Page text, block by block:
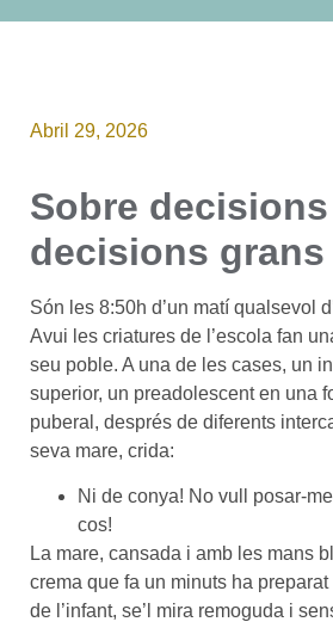
Abril 29, 2026
Sobre
decisions grans
Són les 8:50h d’un matí qualsevol
Avui les criatures de l’escola fan
seu poble. A una de les cases, un
superior, un preadolescent en una
puberal, després de diferents
seva mare, crida:
Ni de conya! No vull posar-
cos!
La mare, cansada i amb les mans
crema que fa un minuts ha
de l’infant, se’l mira remoguda i